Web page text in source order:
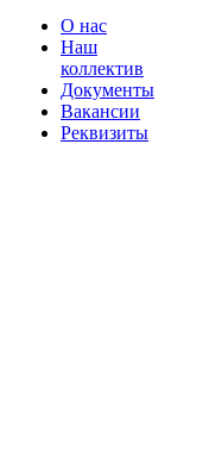
О нас
Наш
коллектив
Документы
Вакансии
Реквизиты